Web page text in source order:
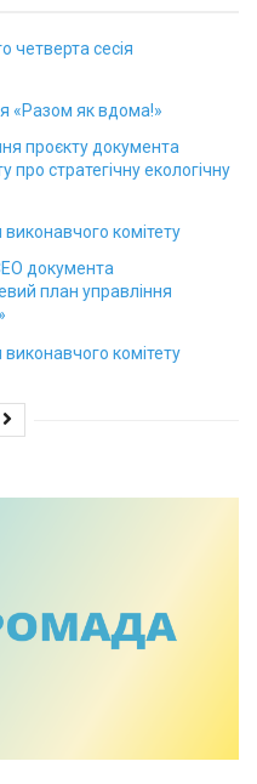
четверта сесія
«Разом як вдома!»
проєкту документа
стратегічну екологічну
комітету
документа
план управління
комітету